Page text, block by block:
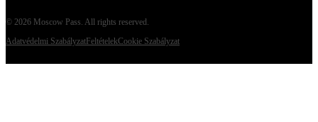
© 2026 Moscow Pass . All rights reserved.
Adatvédelmi SzabályzatFeltételekCookie Szabályzat